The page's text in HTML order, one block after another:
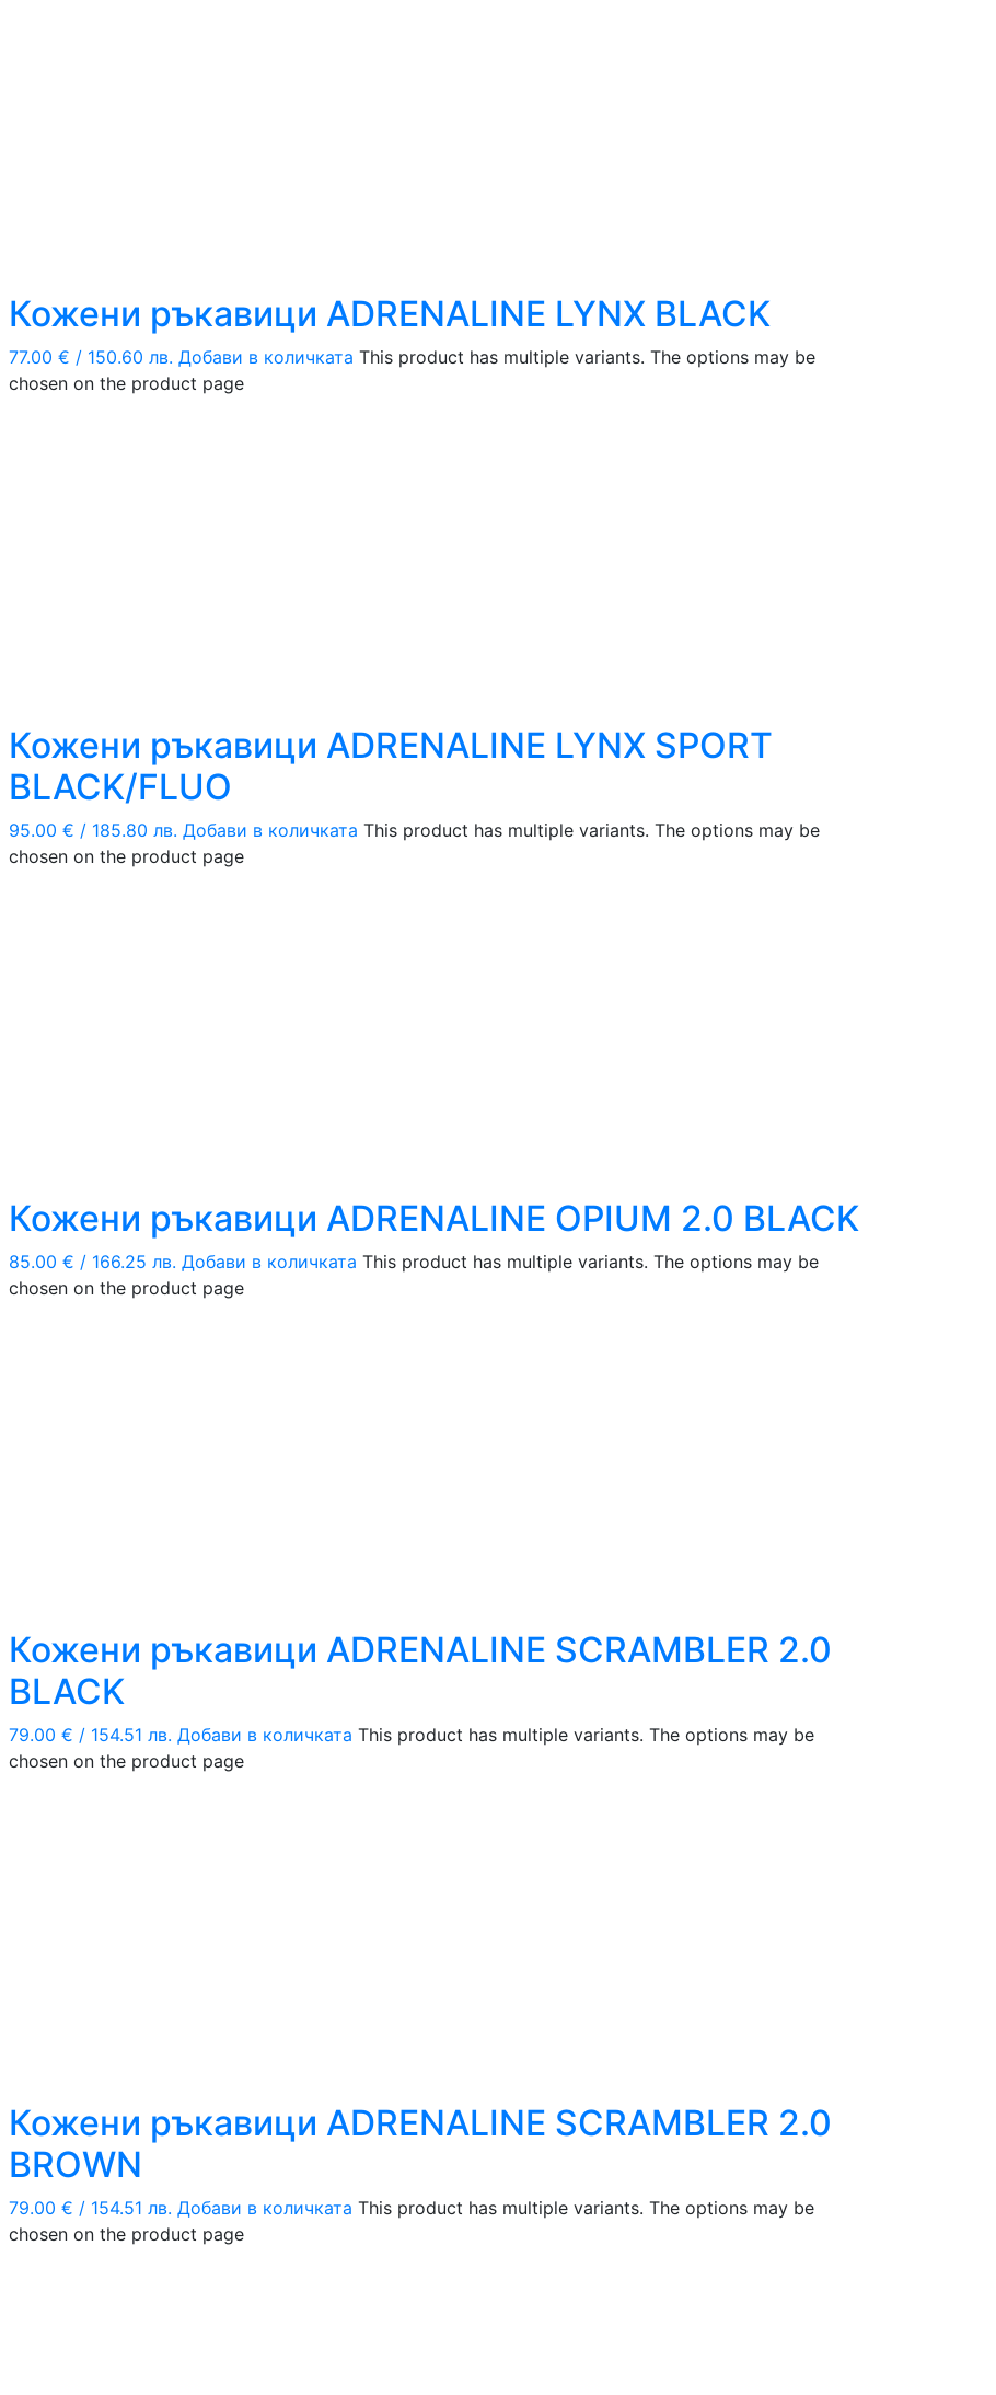
Кожени ръкавици ADRENALINE LYNX BLACK
77.00 € / 150.60 лв. Добави в количката This product has multiple variants. The options may be
chosen on the product page
Кожени ръкавици ADRENALINE LYNX SPORT
BLACK/FLUO
95.00 € / 185.80 лв. Добави в количката This product has multiple variants. The options may be
chosen on the product page
Кожени ръкавици ADRENALINE OPIUM 2.0 BLACK
85.00 € / 166.25 лв. Добави в количката This product has multiple variants. The options may be
chosen on the product page
Кожени ръкавици ADRENALINE SCRAMBLER 2.0
BLACK
79.00 € / 154.51 лв. Добави в количката This product has multiple variants. The options may be
chosen on the product page
Кожени ръкавици ADRENALINE SCRAMBLER 2.0
BROWN
79.00 € / 154.51 лв. Добави в количката This product has multiple variants. The options may be
chosen on the product page